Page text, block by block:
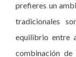
prefieres un
tradicionales
equilibrio entre
combinación